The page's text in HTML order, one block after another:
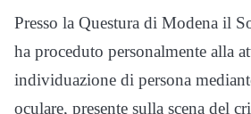
Presso la Questura di Modena il
ha proceduto personalmente alla
individuazione di persona
oculare, presente sulla scena del